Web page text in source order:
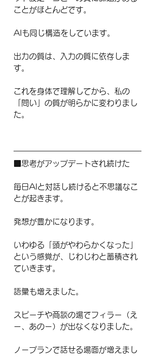
ことがほとんどです。
AIも同じ構造をしています。
出力の質は、入力の質に依存しま
す。
これを身体で理解してから、私の
「問い」の質が明らかに変わりまし
た。
■思考がアップデートされ続けた
毎日AIと対話し続けると不思議なこ
とが起きます。
発想が豊かになります。
いわゆる「頭がやわらかくなった」
という感覚が、じわじわと蓄積され
ていきます。
語彙も増えました。
スピーチや商談の場でフィラー（え
ー、あのー）が出なくなりました。
ノープランで話せる場面が増えまし